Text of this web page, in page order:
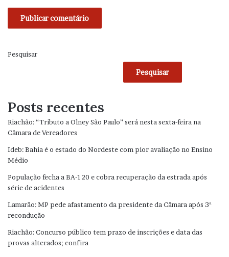
Pesquisar
Pesquisar
Posts recentes
Riachão: “Tributo a Olney São Paulo” será nesta sexta-feira na
Câmara de Vereadores
Ideb: Bahia é o estado do Nordeste com pior avaliação no Ensino
Médio
População fecha a BA-120 e cobra recuperação da estrada após
série de acidentes
Lamarão: MP pede afastamento da presidente da Câmara após 3ª
recondução
Riachão: Concurso público tem prazo de inscrições e data das
provas alterados; confira